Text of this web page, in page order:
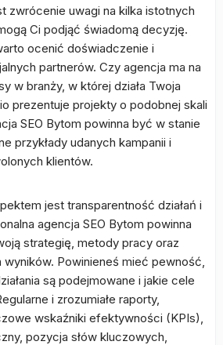
zwrócenie uwagi na kilka istotnych
Ci podjąć świadomą decyzję.
ocenić doświadczenie i
partnerów. Czy agencja ma na
w branży, w której działa Twoja
prezentuje projekty o podobnej skali
SEO Bytom powinna być w stanie
przykłady udanych kampanii i
klientów.
jest transparentność działań i
agencja SEO Bytom powinna
strategię, metody pracy oraz
Powinieneś mieć pewność,
są podejmowane i jakie cele
i zrozumiałe raporty,
wskaźniki efektywności (KPIs),
pozycja słów kluczowych,